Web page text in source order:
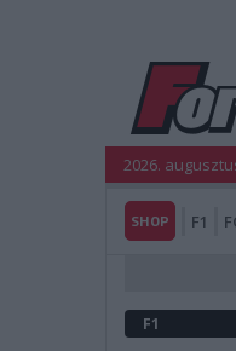
2026.
SHOP F1
F1